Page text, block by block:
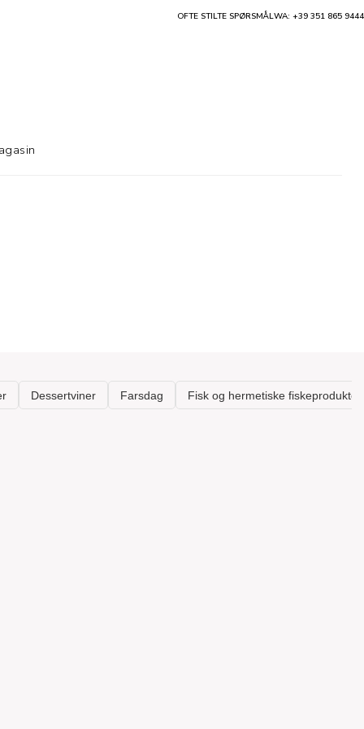
OFTE STILTE SPØRSMÅLWA: +39 351 865 9444